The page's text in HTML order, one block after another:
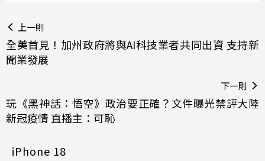
上一則
全美首見！加州政府將與AI科技業者共同出資 支持新
聞業發展
下一則
玩《黑神話：悟空》政治要正確？文件曝光禁評大陸
新冠疫情 直播主：可恥
iPhone 18